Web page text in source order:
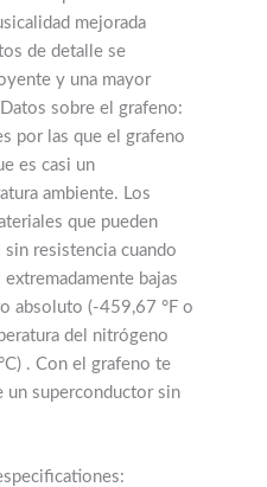
mejorada
de detalle se
y una mayor
sobre el grafeno:
por las que el grafeno
es casi un
ambiente. Los
que pueden
resistencia cuando
bajas
absoluto (-459,67 °F o
del nitrógeno
. Con el grafeno te
un superconductor sin